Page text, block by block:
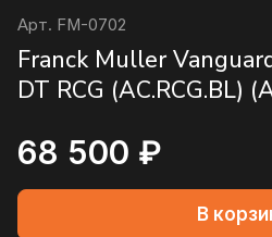
Арт. FM-0702
Franck Muller
DT RCG (AC.RCG.BL)
68 500 ₽
В